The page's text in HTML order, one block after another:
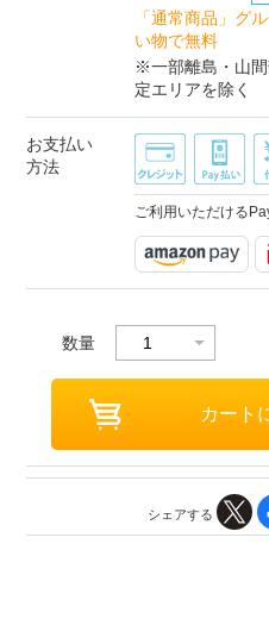
「通常商品」グ
い物で無料
※一部離島・山
定エリアを除く
お支払い
方法
ご利用いただける
数量
シェアする